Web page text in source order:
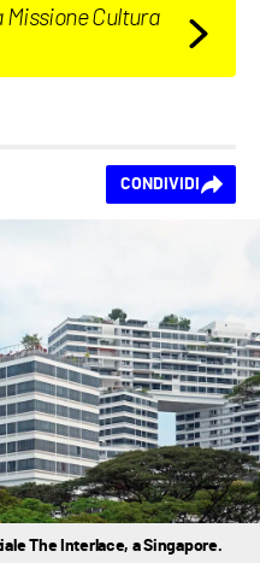
Missione Cultura
CONDIVIDI
The Interlace, a Singapore.